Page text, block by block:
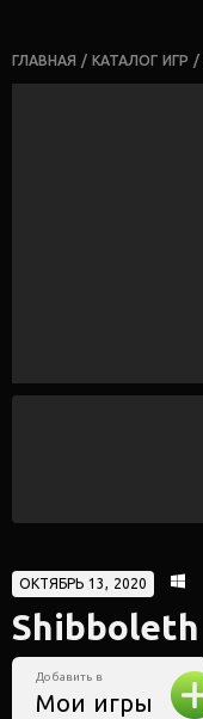
ГЛАВНАЯ / КАТАЛОГ ИГР /
ОКТЯБРЬ 13, 2020
Shibboleth
Добавить в
Мои игры